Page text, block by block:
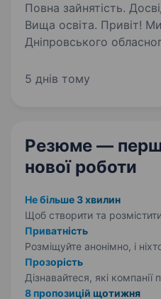
Повна зайнятість.
Вища освіта. Привіт! Ми — ліцей «Сокіл»
Дніпровського
всебічний розвиток.
5 днів тому
Резюме —
нової роботи
Не більше 3 хвилин
Щоб створити та
Приватність
Розміщуйте анонімно, і
Прозорість
Дізнавайтеся, які
8 пропозицій щотижня